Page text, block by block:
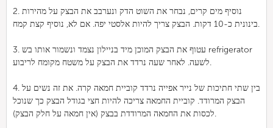
2. נוסיף מים קרים, נבחר את השוט הדק ונערבב את הבצק על מהירות
בינונית כ-10 דקות. הבצק צריך להיות אלסטי יפה. אם לא, נוסיף קצת קמח.
3. עטוף את הבצק המוכן מיד בניילון נצמד ונשמור אותו בש refrigerator
לשעה. לאחר שעה נרדד את הבצק על משטח מקומח לריבוע.
4. בין שתי חתיכות של נייר אפייה נרדד קוביית חמאה קרה. את זה נשים על
הבצק המרודד. קוביית החמאה צריכה להיות חצי בגודל הבצק כך שנוכל
לכסות את החמאה המרודדת בבצק (אין חמאה על חלק הבצק).